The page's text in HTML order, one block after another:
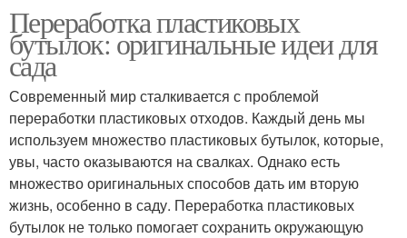
Переработка пластиковых
бутылок: оригинальные идеи для
сада
Современный мир сталкивается с проблемой
переработки пластиковых отходов. Каждый день мы
используем множество пластиковых бутылок, которые,
увы, часто оказываются на свалках. Однако есть
множество оригинальных способов дать им вторую
жизнь, особенно в саду. Переработка пластиковых
бутылок не только помогает сохранить окружающую